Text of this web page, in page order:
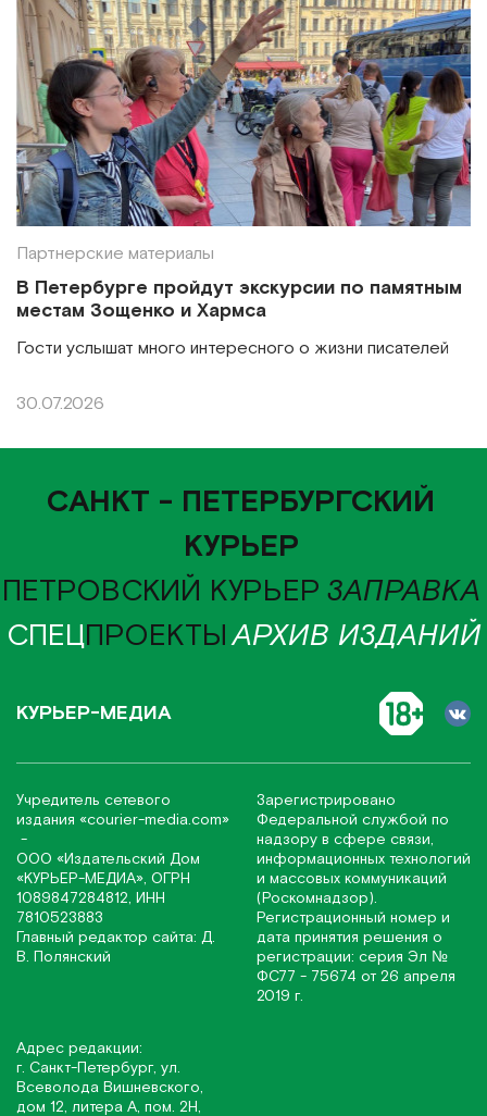
Партнерские материалы
В Петербурге пройдут экскурсии по памятным
местам Зощенко и Хармса
Гости услышат много интересного о жизни писателей
30.07.2026
САНКТ - ПЕТЕРБУРГСКИЙ
КУРЬЕР
ПЕТРОВСКИЙ КУРЬЕР ЗАПРАВКА
СПЕЦПРОЕКТЫАРХИВ ИЗДАНИЙ
КУРЬЕР-МЕДИА
Учредитель сетевого
издания «соurier-media.com»
-
ООО «Издательский Дом
«КУРЬЕР-МЕДИА», ОГРН
1089847284812, ИНН
7810523883
Главный редактор сайта: Д.
В. Полянский
Зарегистрировано
Федеральной службой по
надзору в сфере связи,
информационных технологий
и массовых коммуникаций
(Роскомнадзор).
Регистрационный номер и
дата принятия решения о
регистрации: серия Эл №
ФС77 - 75674 от 26 апреля
2019 г.
Адрес редакции:
г. Санкт-Петербург, ул.
Всеволода Вишневского,
дом 12, литера А, пом. 2Н,